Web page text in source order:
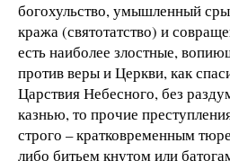
богохульство, умышленный
кража (святотатство) и
есть наиболее злостные,
против веры и Церкви, как
Царствия Небесного, без
казнью, то прочие
строго – кратковременным
либо битьем кнутом или